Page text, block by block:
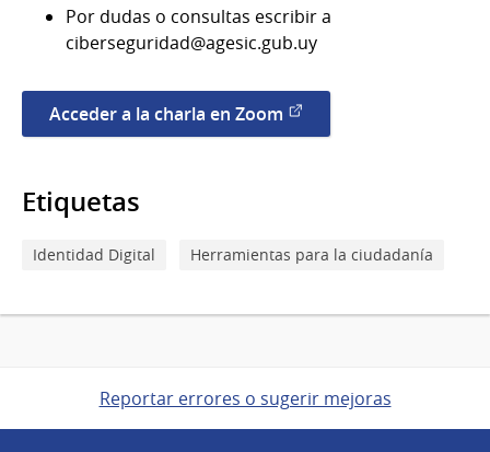
Por dudas o consultas escribir a
ciberseguridad@agesic.gub.uy
Acceder a la charla en Zoom
Etiquetas
Identidad Digital Herramientas para la ciudadanía
Reportar errores o sugerir mejoras